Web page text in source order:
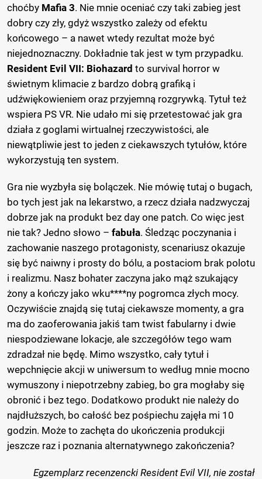
choćby Mafia 3. Nie mnie oceniać czy taki zabieg jest
dobry czy zły, gdyż wszystko zależy od efektu
końcowego – a nawet wtedy rezultat może być
niejednoznaczny. Dokładnie tak jest w tym przypadku.
Resident Evil VII: Biohazard to survival horror w
świetnym klimacie z bardzo dobrą grafiką i
udźwiękowieniem oraz przyjemną rozgrywką. Tytuł też
wspiera PS VR. Nie udało mi się przetestować jak gra
działa z goglami wirtualnej rzeczywistości, ale
niewątpliwie jest to jeden z ciekawszych tytułów, które
wykorzystują ten system.
Gra nie wyzbyła się bolączek. Nie mówię tutaj o bugach,
bo tych jest jak na lekarstwo, a rzecz działa nadzwyczaj
dobrze jak na produkt bez day one patch. Co więc jest
nie tak? Jedno słowo – fabuła. Śledząc poczynania i
zachowanie naszego protagonisty, scenariusz okazuje
się być naiwny i prosty do bólu, a postaciom brak polotu
i realizmu. Nasz bohater zaczyna jako mąż szukający
żony a kończy jako wku****ny pogromca złych mocy.
Oczywiście znajdą się tutaj ciekawsze momenty, a gra
ma do zaoferowania jakiś tam twist fabularny i dwie
niespodziewane lokacje, ale szczegółów tego wam
zdradzał nie będę. Mimo wszystko, cały tytuł i
wepchnięcie akcji w uniwersum to według mnie mocno
wymuszony i niepotrzebny zabieg, bo gra mogłaby się
obronić i bez tego. Dodatkowo produkt nie należy do
najdłuższych, bo całość bez pośpiechu zajęła mi 10
godzin. Może to zachęta do ukończenia produkcji
jeszcze raz i poznania alternatywnego zakończenia?
Egzemplarz recenzencki Resident Evil VII, nie został